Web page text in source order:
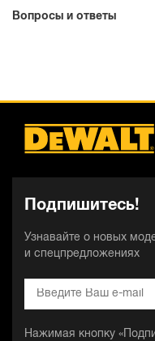
Вопросы и ответы
Подпишитесь!
Узнавайте о новых
и спецпредложениях
Нажимая кнопку